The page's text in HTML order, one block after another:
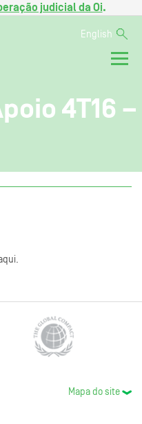
judicial da Oi.
English
4T16 –
Mapa do site